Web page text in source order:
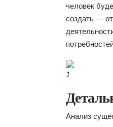
человек
создать —
1
Анализ